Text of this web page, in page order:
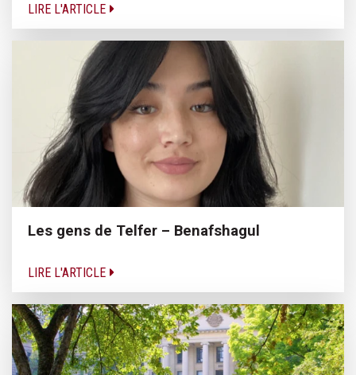
LIRE L'ARTICLE
Les gens de Telfer – Benafshagul
LIRE L'ARTICLE